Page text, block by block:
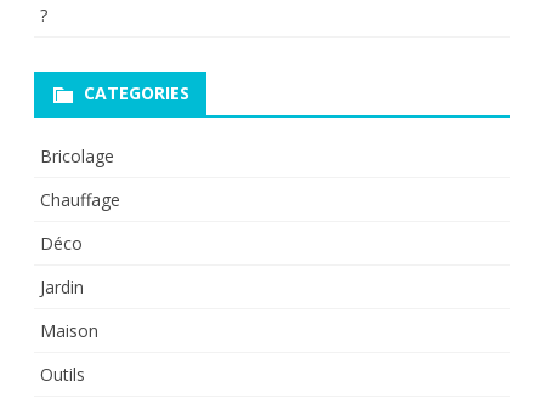
?
CATEGORIES
Bricolage
Chauffage
Déco
Jardin
Maison
Outils